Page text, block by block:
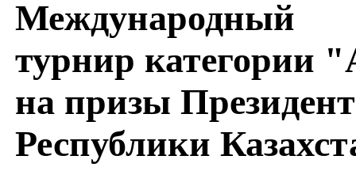
Международный
турнир категории
на призы
Республики